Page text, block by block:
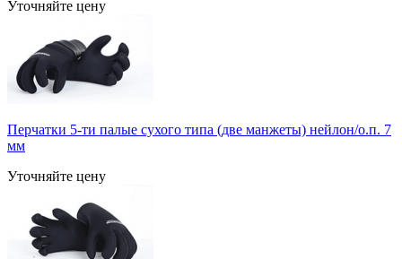
Уточняйте цену
Перчатки 5-ти палые сухого типа (две манжеты) нейлон/о.п. 7
мм
Уточняйте цену